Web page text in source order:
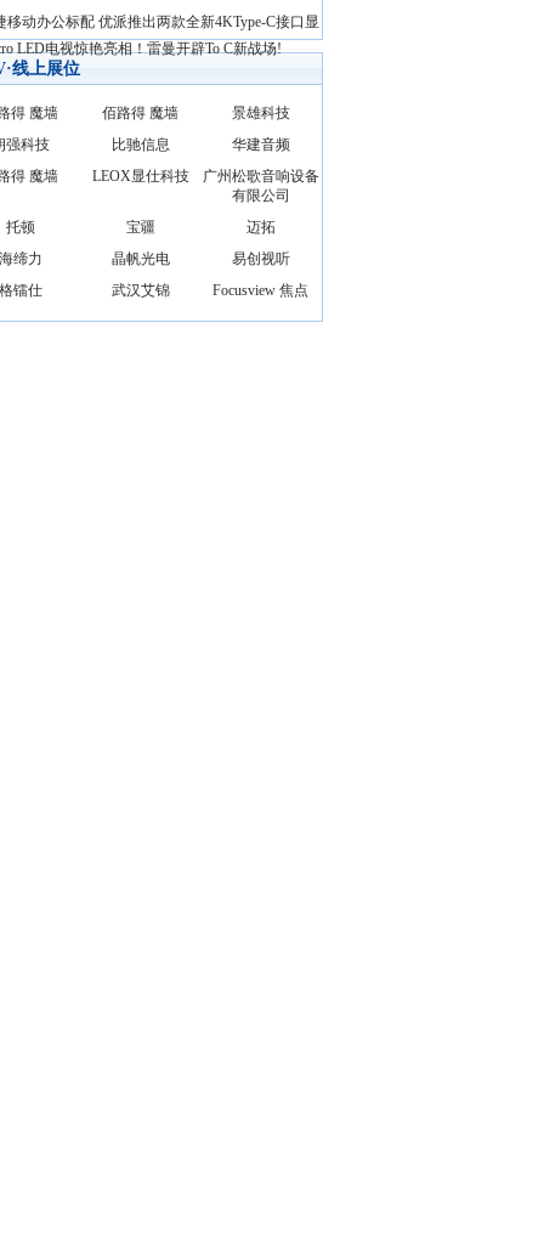
移动办公标配 优派推出两款全新4KType-C接口显
LED电视惊艳亮相！雷曼开辟To C新战场!
线上展位
得 魔墙 佰路得 魔墙
景雄科技
强科技
比驰信息
华建音频
得 魔墙
LEOX显仕科技
广州松歌音响设备
有限公司
托顿
宝疆
迈拓
海缔力
晶帆光电
易创视听
格镭仕
武汉艾锦 Focusview 焦点